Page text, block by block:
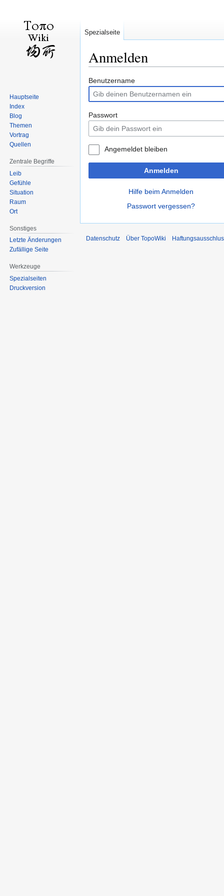
Anmelden
Zur
Navigation
springen
Zur
Suche
springen
Benutzername
Passwort
Angemeldet bleiben
Anmelden
Hilfe beim Anmelden
Passwort vergessen?
Spezialseite
Hauptseite
Index
Blog
Themen
Vortrag
Quellen
Zentrale Begriffe
Leib
Gefühle
Situation
Raum
Ort
Sonstiges
Letzte Änderungen
Zufällige Seite
Werkzeuge
Spezialseiten
Druckversion
Datenschutz Über TopoWiki